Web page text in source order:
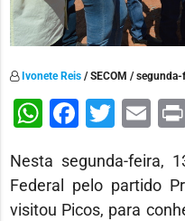
Ivonete Reis/ SECOM / segunda-
WhatsApp
Nesta segunda-feira,
Federal pelo partido
visitou Picos, para